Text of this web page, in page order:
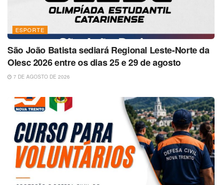
ESPORTE
São João Batista sediará Regional Leste-Norte da
Olesc 2026 entre os dias 25 e 29 de agosto
7 DE AGOSTO DE 2026